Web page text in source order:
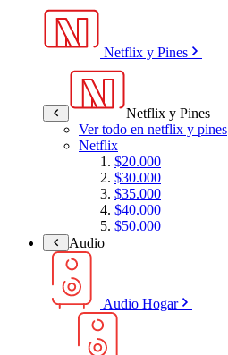
Netflix y Pines
Netflix y Pines
Ver todo en netflix y pines
Netflix
$20.000
$30.000
$35.000
$40.000
$50.000
Audio
Audio Hogar